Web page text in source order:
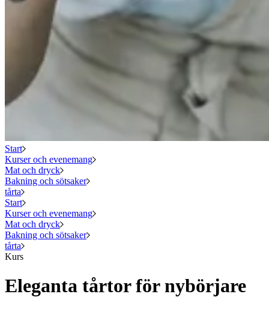
Start
Kurser och evenemang
Mat och dryck
Bakning och sötsaker
tårta
Start
Kurser och evenemang
Mat och dryck
Bakning och sötsaker
tårta
Kurs
Eleganta tårtor för nybörjare